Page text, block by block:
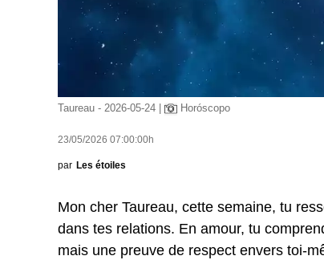
Taureau - 2026-05-24 | Horóscopo
23/05/2026 07:00:00h
par Les étoiles
Mon cher Taureau, cette semaine, tu
dans tes relations. En amour, tu
mais une preuve de respect envers toi-